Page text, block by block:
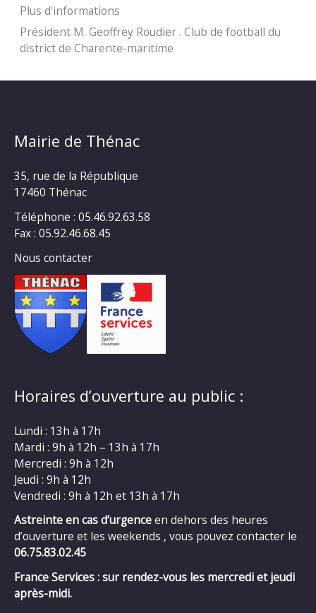
Plus d'informations
Président M. Geoffrey Roudier . Club de football du
district de Charente-maritime
Mairie de Thénac
35, rue de la République
17460 Thénac
Téléphone : 05.46.92.63.58
Fax : 05.92.46.68.45
Nous contacter
Horaires d’ouverture au public :
Lundi : 13h à 17h
Mardi : 9h à 12h – 13h à 17h
Mercredi : 9h à 12h
Jeudi : 9h à 12h
Vendredi : 9h à 12h et 13h à 17h
Astreinte en cas d’urgenceen dehors des heures
d’ouverture et les weekends , vous pouvez contacter le
06.75.83.02.45
France Services : sur rendez-vous les mercredi et jeudi
après-midi.